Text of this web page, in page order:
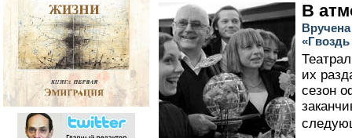
В
«Гвоздь
их
сезон